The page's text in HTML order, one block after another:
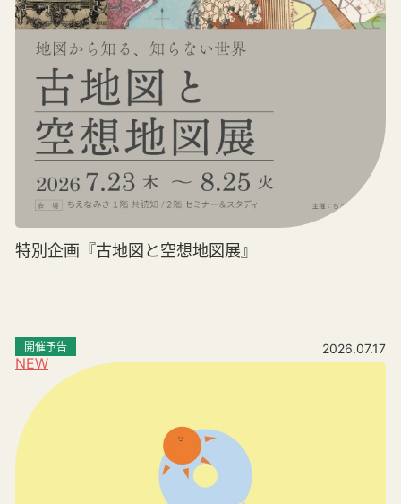
特別企画『古地図と空想地図展』
NEW
開催予告 2026.07.17